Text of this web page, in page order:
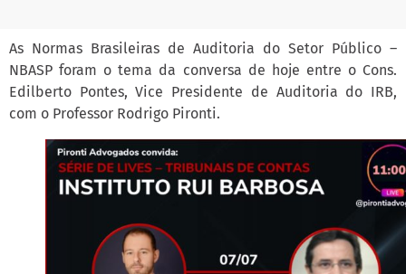
As Normas Brasileiras de Auditoria do Setor Público –
NBASP foram o tema da conversa de hoje entre o Cons.
Edilberto Pontes, Vice Presidente de Auditoria do IRB,
com o Professor Rodrigo Pironti.